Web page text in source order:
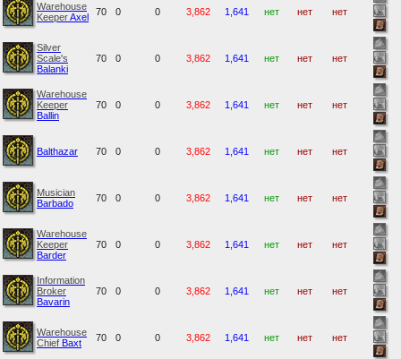
Warehouse
KeeperAxel 70 0 0 3,862 1,641 нет нет нет
Silver
Scale's
Balanki
70 0 0 3,862 1,641 нет нет нет
Warehouse
Keeper
Ballin
70 0 0 3,862 1,641 нет нет нет
Balthazar 70 0 0 3,862 1,641 нет нет нет
Musician
Barbado
70 0 0 3,862 1,641 нет нет нет
Warehouse
Keeper
Barder
70 0 0 3,862 1,641 нет нет нет
Information
Broker
Bavarin
70 0 0 3,862 1,641 нет нет нет
Warehouse
Chief Baxt 70 0 0 3,862 1,641 нет нет нет